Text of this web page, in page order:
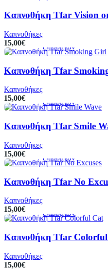
Καπνοθήκη Tfar Vision
Καπνοθήκες
15,00€
Προσθήκη
καλάθι
Προεπισκόπηση
Πρόσθήκη
επιθυμιών
Καπνοθήκη Tfar
Καπνοθήκες
15,00€
Προσθήκη
καλάθι
Προεπισκόπηση
Πρόσθήκη
επιθυμιών
Καπνοθήκη Tfar Smile
Καπνοθήκες
15,00€
Προσθήκη
καλάθι
Προεπισκόπηση
Πρόσθήκη
επιθυμιών
Καπνοθήκη Tfar No
Καπνοθήκες
15,00€
Προσθήκη
καλάθι
Προεπισκόπηση
Πρόσθήκη
επιθυμιών
Καπνοθήκη Tfar
Καπνοθήκες
15,00€
Προσθήκη
καλάθι
Προεπισκόπηση
Πρόσθήκη